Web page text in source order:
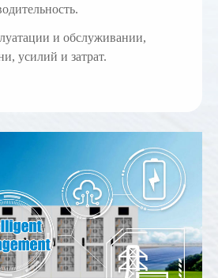
и обслуживании,
усилий и затрат.